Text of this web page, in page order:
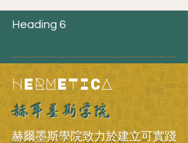
Heading 6
HERMETICA
赫耳墨斯学院
赫爾墨斯學院致力於建立可實踐